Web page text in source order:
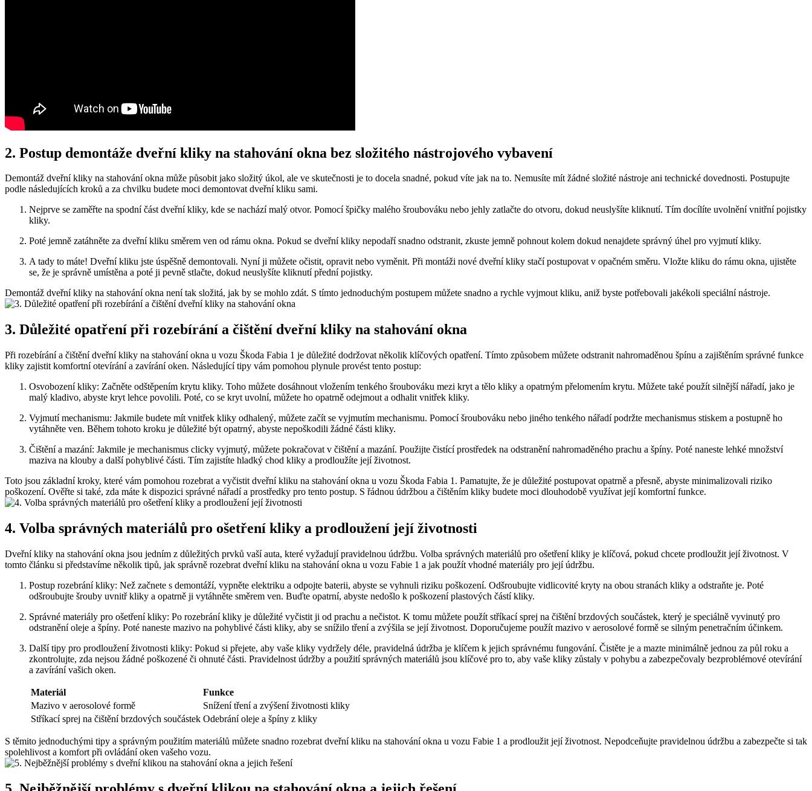
2. Postup​ demontáže ‍dveřní kliky ⁤na stahování ⁢okna bez složitého nástrojového vybavení
Demontáž dveřní kliky na‍ stahování okna‍ může působit jako složitý⁣ úkol, ale ve ⁤skutečnosti je to docela snadné, pokud víte jak na to. Nemusíte​ mít žádné složité nástroje ⁤ani technické ⁤dovednosti.⁢ Postupujte
podle následujících kroků⁤ a za chvilku budete moci demontovat dveřní kliku sami.
Nejprve se zaměřte na spodní část⁢ dveřní kliky, kde se ⁤nachází malý otvor. Pomocí špičky malého šroubováku nebo jehly zatlačte do otvoru, dokud neuslyšíte kliknutí. Tím docílíte uvolnění vnitřní ‌pojistky‌
kliky.
Poté jemně zatáhněte za‌ dveřní kliku směrem ven​ od ‍rámu okna. Pokud se dveřní kliky nepodaří snadno odstranit, zkuste jemně pohnout kolem dokud‌ nenajdete správný úhel pro ⁣vyjmutí kliky.
A tady to máte! Dveřní kliku jste úspěšně demontovali. Nyní ji můžete očistit,⁢ opravit nebo vyměnit. Při montáži nové dveřní​ kliky ‍stačí postupovat⁢ v⁣ opačném směru. Vložte kliku do rámu okna, ujistěte
se, že je správně umístěna a poté ji pevně stlačte, dokud‍ neuslyšíte kliknutí přední pojistky.
Demontáž dveřní kliky na stahování okna není tak​ složitá, jak ‍by ⁤se mohlo ⁢zdát.⁢ S‍ tímto ⁤jednoduchým postupem⁣ můžete snadno a rychle⁣ vyjmout kliku, aniž byste potřebovali jakékoli speciální nástroje.
3. Důležité opatření při rozebírání‍ a čištění ⁣dveřní ⁤kliky‍ na⁤ stahování okna
Při rozebírání a čištění dveřní kliky na stahování okna u vozu Škoda Fabia ⁢1 je důležité dodržovat několik klíčových ⁤opatření. Tímto způsobem ⁢můžete odstranit nahromaděnou špínu a‍ zajištěním správné funkce
kliky zajistit komfortní otevírání a zavírání oken. Následující tipy ⁣vám pomohou plynule provést tento postup:
Osvobození kliky: Začněte odštěpením krytu kliky. Toho můžete dosáhnout vložením tenkého šroubováku mezi kryt ‌a tělo kliky a opatrným ⁤přelomením krytu. Můžete také použít⁤ silnější nářadí, jako je
malý kladivo, abyste kryt lehce povolili. Poté, co se kryt​ uvolní, můžete ho opatrně odejmout a ‌odhalit vnitřek kliky.
Vyjmutí mechanismu: Jakmile budete mít vnitřek kliky odhalený, můžete začít se vyjmutím mechanismu. Pomocí ⁤šroubováku‍ nebo jiného tenkého nářadí podržte ​mechanismus stiskem a postupně ho
vytáhněte ven.‌ Během tohoto ‌kroku je ‌důležité být ​opatrný, abyste nepoškodili žádné části kliky.
Čištění a mazání: Jakmile je mechanismus clicky vyjmutý, můžete pokračovat v čištění a ⁤mazání. Použijte⁤ čistící prostředek na odstranění nahromaděného prachu ⁣a špíny. Poté naneste⁤ lehké množství
maziva na klouby ⁣a další pohyblivé části. Tím zajistíte hladký chod kliky a ‌prodloužíte její životnost.
Toto jsou základní‍ kroky, které vám pomohou rozebrat a vyčistit ‌dveřní kliku na stahování okna u ⁢vozu Škoda Fabia 1. Pamatujte, že je důležité postupovat opatrně⁤ a přesně, abyste minimalizovali riziko
poškození. Ověřte ⁣si také, zda máte k​ dispozici správné nářadí a prostředky pro tento postup. S řádnou údržbou a‍ čištěním kliky⁤ budete moci dlouhodobě využívat její komfortní funkce.
4. Volba správných materiálů pro ošetření ⁢kliky a prodloužení její životnosti
Dveřní kliky na stahování okna jsou jedním z důležitých prvků vaší ‍auta, které vyžadují pravidelnou⁢ údržbu. Volba správných materiálů pro ošetření kliky⁤ je klíčová, pokud‌ chcete prodloužit⁢ její životnost. V
tomto článku si představíme několik tipů, jak správně rozebrat dveřní kliku na stahování okna u⁣ vozu Fabie 1 a jak ⁤použít vhodné materiály pro ‌její​ údržbu.
Postup ‌rozebrání kliky: Než začnete s demontáží, vypněte elektriku a odpojte baterii, abyste se vyhnuli riziku poškození. Odšroubujte vidlicovité kryty na obou stranách kliky a odstraňte je.‍ Poté
odšroubujte šrouby ⁢uvnitř kliky a opatrně ji vytáhněte směrem ven. Buďte opatrní, abyste nedošlo k poškození plastových částí ‌kliky.
Správné‍ materiály pro ošetření⁤ kliky: Po rozebrání kliky je důležité vyčistit ji od prachu a nečistot.‌ K tomu můžete použít stříkací ‌sprej na ‌čištění brzdových‍ součástek, který je speciálně vyvinutý pro
odstranění oleje a špíny. Poté naneste⁢ mazivo na pohyblivé části ‌kliky, aby se snížilo tření a zvýšila se její životnost.⁤ Doporučujeme použít mazivo v aerosolové‌ formě se silným⁢ penetračním účinkem.
Další tipy pro prodloužení životnosti kliky: ‍Pokud‌ si přejete, aby vaše kliky vydržely déle, pravidelná údržba⁣ je klíčem⁢ k jejich správnému fungování. Čistěte je a mazte ⁣minimálně​ jednou za půl roku a
zkontrolujte, ⁣zda nejsou žádné poškozené či ohnuté části. Pravidelnost údržby a použití správných materiálů jsou klíčové pro to, aby vaše kliky zůstaly v pohybu a zabezpečovaly ⁤bezproblémové otevírání
a zavírání vašich oken.
Materiál
Funkce
Mazivo v ⁢aerosolové formě
Snížení tření ⁤a zvýšení životnosti kliky
Stříkací sprej na čištění‍ brzdových součástek Odebrání oleje a špíny z kliky
S těmito jednoduchými tipy a správným použitím materiálů můžete ‍snadno ‌rozebrat ⁣dveřní kliku ​na stahování okna u vozu Fabie 1 a prodloužit její životnost. ⁤Nepodceňujte pravidelnou údržbu a zabezpečte si tak
spolehlivost a komfort ⁣při ovládání oken vašeho vozu.